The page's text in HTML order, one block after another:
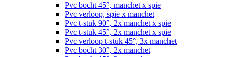
Pvc bocht 45°, manchet x spie
Pvc verloop, spie x manchet
Pvc t-stuk 90°, 2x manchet x spie
Pvc t-stuk 45°, 2x manchet x spie
Pvc verloop t-stuk 45°, 3x manchet
Pvc bocht 30°, 2x manchet